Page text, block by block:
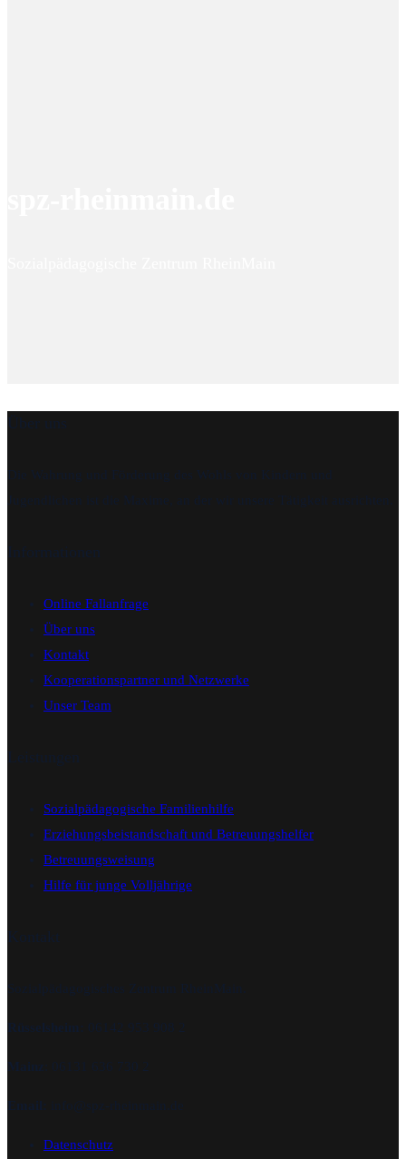
Online Fallanfrage
Über uns
Kontakt
Kooperationspartner und Netzwerke
Unser Team
Sozialpädagogische Familienhilfe
Erziehungsbeistandschaft und Betreuungshelfer
Betreuungsweisung
Hilfe für junge Volljährige
Sozialpädagogisches Zentrum RheinMain.
Rüsselsheim: 06142 953 908 2
Mainz : 06131 636 730 2
Datenschutz